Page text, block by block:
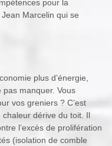
pour la
Marcelin qui se
plus d’énergie,
manquer. Vous
vos greniers ? C’est
dérive du toit. Il
l’excès de prolifération
(isolation de comble